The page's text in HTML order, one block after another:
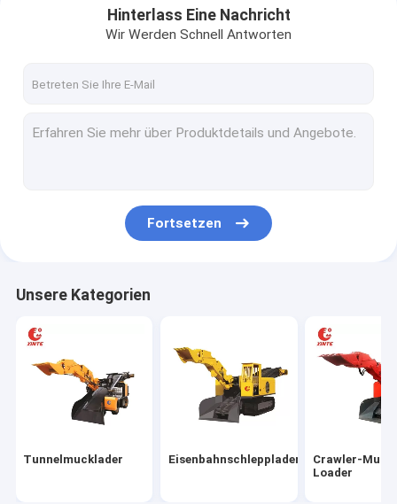
Unterirdischer Bergbaugraber
Schlauchöfenbagger
Hinterlass Eine Nachricht
Wir Werden Schnell Antworten
Fortsetzen
Unsere Kategorien
Tunnelmucklader Eisenbahnschlepplader
Crawler-
Loader